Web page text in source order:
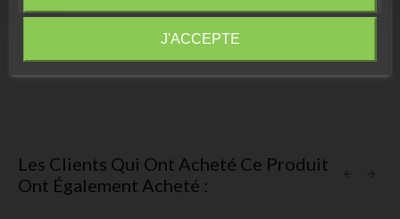
1,00 €
Les Clients Qui Ont Acheté Ce Produit
Ont Également Acheté :
J'ACCEPTE
Information